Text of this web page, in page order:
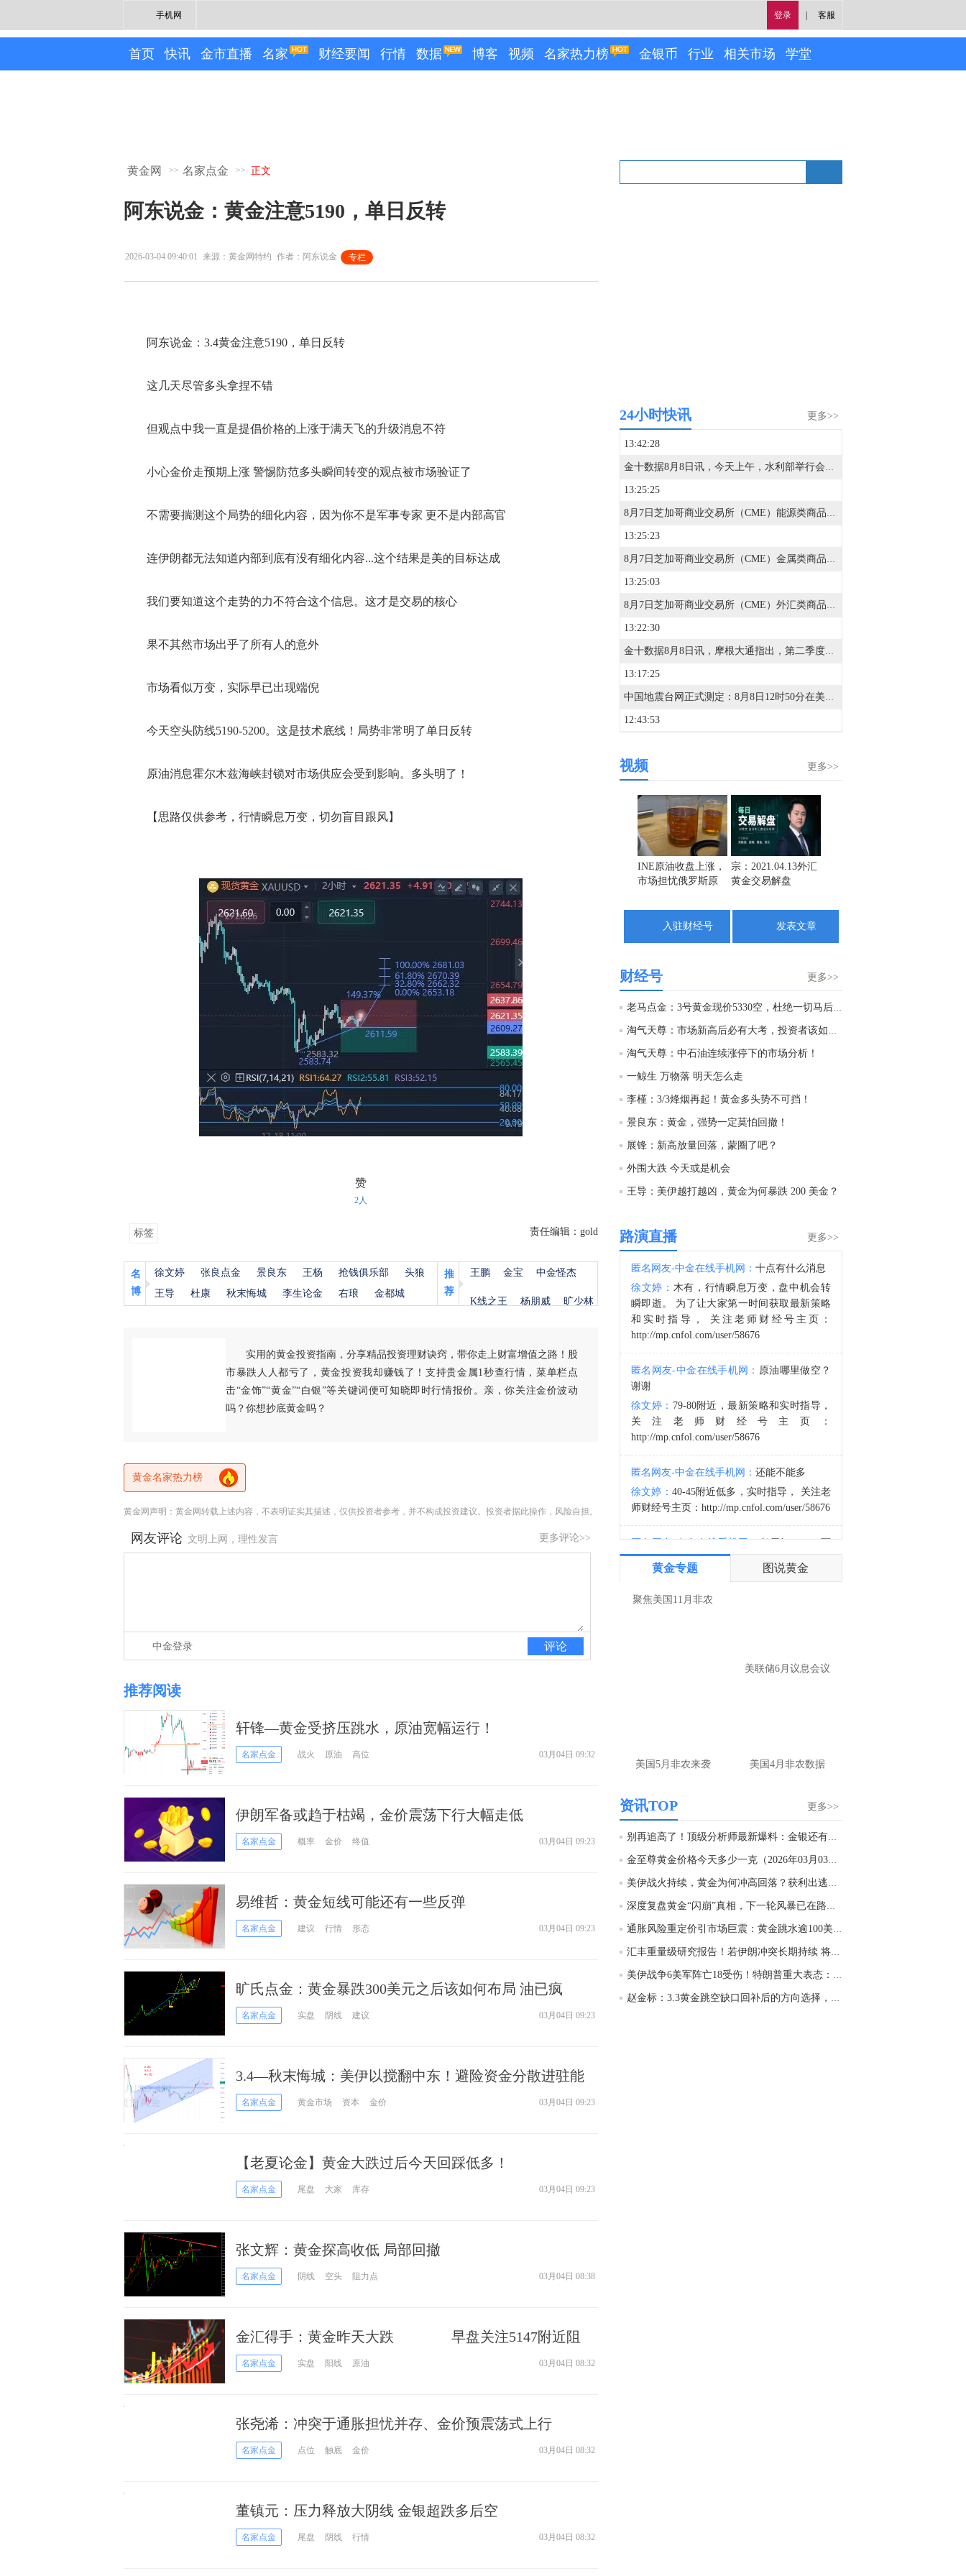
登录 客服
手机网
首页 快讯 金市直播 名家 财经要闻 行情 数据 博客 视频 名家热力榜 金银币 行业 相关市场 学堂
黄金网 >> 名家点金 >> 正文
阿东说金：黄金注意5190，单日反转
2026-03-04 09:40:01 来源：黄金网特约 作者：阿东说金 专栏
专栏
阿东说金：3.4黄金注意5190，单日反转
这几天尽管多头拿捏不错
但观点中我一直是提倡价格的上涨于满天飞的升级消息不符
小心金价走预期上涨 警惕防范多头瞬间转变的观点被市场验证了
不需要揣测这个局势的细化内容，因为你不是军事专家 更不是内部高官
连伊朗都无法知道内部到底有没有细化内容...这个结果是美的目标达成
我们要知道这个走势的力不符合这个信息。这才是交易的核心
果不其然市场出乎了所有人的意外
市场看似万变，实际早已出现端倪
今天空头防线5190-5200。这是技术底线！局势非常明了单日反转
原油消息霍尔木兹海峡封锁对市场供应会受到影响。多头明了！
【思路仅供参考，行情瞬息万变，切勿盲目跟风】
赞
2人
标签 责任编辑：gold
名
博
徐文婷 张良点金 景良东 王杨 抢钱俱乐部
头狼
王导
杜康 秋末悔城 李生论金 右琅 金都城
推
荐
王鹏 金宝 中金怪杰
K线之王 杨朋威 旷少林
实用的黄金投资指南，分享精品投资理财诀窍，带你走上财富增值之路！股
市暴跌人人都亏了，黄金投资我却赚钱了！支持贵金属1秒查行情，菜单栏点
击“金饰”“黄金”“白银”等关键词便可知晓即时行情报价。亲，你关注金价波动
吗？你想抄底黄金吗？
黄金名家热力榜
黄金网声明：黄金网转载上述内容，不表明证实其描述，仅供投资者参考，并不构成投资建议。投资者据此操作，风险自担。
更多评论>>
网友评论 文明上网，理性发言
评论
中金登录
推荐阅读
轩锋—黄金受挤压跳水，原油宽幅运行！
名家点金 战火 原油 高位 03月04日 09:32
伊朗军备或趋于枯竭，金价震荡下行大幅走低
名家点金 概率 金价 终值 03月04日 09:23
易维哲：黄金短线可能还有一些反弹
名家点金 建议 行情 形态 03月04日 09:23
旷氏点金：黄金暴跌300美元之后该如何布局 油已疯
名家点金 实盘 阴线 建议 03月04日 09:23
3.4—秋末悔城：美伊以搅翻中东！避险资金分散进驻能
源市场！
名家点金 黄金市场 资本 金价 03月04日 09:23
【老夏论金】黄金大跌过后今天回踩低多！
名家点金 尾盘 大家 库存 03月04日 09:23
张文辉：黄金探高收低 局部回撤
名家点金 阴线 空头 阻力点 03月04日 08:38
金汇得手：黄金昨天大跌 早盘关注5147附近阻
力
名家点金 实盘 阳线 原油 03月04日 08:32
张尧浠：冲突于通胀担忧并存、金价预震荡式上行
名家点金 点位 触底 金价 03月04日 08:32
董镇元：压力释放大阴线 金银超跌多后空
名家点金 尾盘 阴线 行情 03月04日 08:32
更多>>
24小时快讯
13:42:28
金十数据8月8日讯，今天上午，水利部举行会商，分析研判全国的防汛形势，未来三天钱塘江、甬江、椒江、水阳江可能发生编号洪水。截至8月8日9时，黑龙江、内蒙古、河北、云南等地13条河流仍维持超警。8月8日至10日，受降雨影响，钱塘江、甬江、椒江、水阳江可能发生编号洪水，暴雨区内部分中小河流可能发生超警洪水；受上游来水影响，黑龙江干流抚远江段将超警，松花江干流及支流呼兰河、黑龙江干流同江至勤得利江段将维持超警。（央视新闻）
13:25:25
8月7日芝加哥商业交易所（CME）能源类商品成交量报告已在金十数据中心更新！欢迎点击查看
13:25:23
8月7日芝加哥商业交易所（CME）金属类商品成交量报告已在金十数据中心更新！欢迎点击查看
13:25:03
8月7日芝加哥商业交易所（CME）外汇类商品成交量报告已在金十数据中心更新！欢迎点击查看
13:22:30
金十数据8月8日讯，摩根大通指出，第二季度财报季已进入后期阶段，美国和欧洲约80%-85%的企业已经公布业绩。本季度企业盈利表现强劲，美国和欧洲地区均出现EPS超预期情况，且业绩超预期的企业覆盖范围较广。美国和欧洲报告EPS高于市场预期的公司比例均明显上升。尽管企业进入财报季前市场预期已经处于较高水平，但标普500指数成分股的综合EPS仍继续上行。下调盈利展望的企业比例已经降至2021年以来最低水平。从地区来看，美国和欧洲企业盈利同比增速分别达到25%和23%，均高于市场一致预期。收入增长表现同样健康，美国和欧洲分别达到14%和10%的同比增速。从行业层面看，两大地区盈利增长的很大一部分来自能源行业，主要受地缘冲突推动能源价格上涨的提振。金融行业也是美国和欧洲盈利增长的重要推动力，科技行业同样贡献显著。
13:17:25
中国地震台网正式测定：8月8日12时50分在美国阿拉斯加州发生5.2级地震，震源深度10千米。
12:43:53
12:42:23
12:32:07
12:31:11
文件显示，赛富时将在旧金山总部裁员74人。
11:33:35
金十数据8月8日讯，乌克兰空军8日在社交媒体称，乌克兰首都基辅，以及敖德萨州等多地有无人机来袭风险。基辅市军事管理局称，由于无人机和弹道导弹威胁，基辅市拉响防空警报。该部门还称，基辅一处燃料库起火，但未说明具体原因。据俄罗斯方面8日凌晨消息，俄罗斯萨马拉州、萨拉托夫州等多地有导弹来袭风险。今天已有十多个俄罗斯机场暂停航班起降。（央视新闻）
11:28:24
金十数据8月8日讯，哥伦比亚新任总统德拉埃斯普列亚7日在哥西南部城市卡利举行的总统就职仪式上发表演说，宣布政府将很快公布毒品恐怖组织名单，加大对毒品犯罪的打击力度。德拉埃斯普列亚说，新政府将把恢复国家安全和权威作为重点，要求武装部队和警察打击所有犯罪团伙，并通过根除非法作物等措施打击毒品犯罪。（新华社）
11:10:34
更多>>
视频
INE原油收盘上涨，
市场担忧俄罗斯原
宗：2021.04.13外汇
黄金交易解盘
入驻财经号 发表文章
更多>>
财经号
老马点金：3号黄金现价5330空，杜绝一切马后炮！
淘气天尊：市场新高后必有大考，投资者该如何应对？
淘气天尊：中石油连续涨停下的市场分析！
一鲸生 万物落 明天怎么走
李槿：3/3烽烟再起！黄金多头势不可挡！
景良东：黄金，强势一定莫怕回撤！
展锋：新高放量回落，蒙圈了吧？
外围大跌 今天或是机会
王导：美伊越打越凶，黄金为何暴跌 200 美金？
更多>>
路演直播
匿名网友-中金在线手机网： 十点有什么消息
徐文婷： 木有，行情瞬息万变，盘中机会转
瞬即逝。 为了让大家第一时间获取最新策略
和实时指导， 关注老师财经号主页：
http://mp.cnfol.com/user/58676
匿名网友-中金在线手机网： 原油哪里做空？
谢谢
徐文婷： 79-80附近，最新策略和实时指导，
关注老师财经号主页：
http://mp.cnfol.com/user/58676
匿名网友-中金在线手机网： 还能不能多
徐文婷： 40-45附近低多，实时指导， 关注老
师财经号主页：http://mp.cnfol.com/user/58676
匿名网友-中金在线手机网：老师好，4345可
以多吗？
让大家第一时间获取最新策略和实时指
匿名网友-中金在线手机网：
黄金多，看到什
徐文婷：
时指导， 关注老师财经号主页：
http://mp.cnfol.com/user/58676
匿名网友-中金在线手机网：止损多少 老师
徐文婷：7美金
度。70一50？。
徐文婷：带上止损博弈，实时指导， 关注老
师财经号主页：http://mp.cnfol.com/user/58676
匿名网友-中金在线手机网： 老师好，金现在
黄金专题 图说黄金
聚焦美国11月非农
美联储6月议息会议
美国5月非农来袭 美国4月非农数据
更多>>
资讯TOP
别再追高了！顶级分析师最新爆料：金银还有一波...
金至尊黄金价格今天多少一克（2026年03月03日）
美伊战火持续，黄金为何冲高回落？获利出逃还是...
深度复盘黄金“闪崩”真相，下一轮风暴已在路上...
通胀风险重定价引市场巨震：黄金跳水逾100美元...
汇丰重量级研究报告！若伊朗冲突长期持续 将如...
美伊战争6美军阵亡18受伤！特朗普重大表态：不...
赵金标：3.3黄金跳空缺口回补后的方向选择，原...